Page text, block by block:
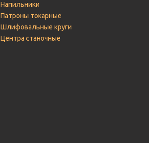
Напильники
Патроны токарные
Шлифовальные круги
Центра станочные